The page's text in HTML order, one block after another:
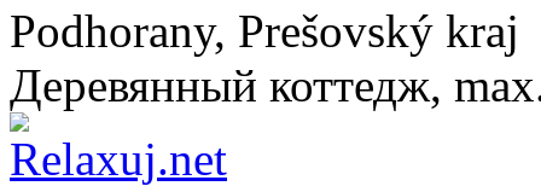
Podhorany, Prešovský kraj
Деревянный коттедж,